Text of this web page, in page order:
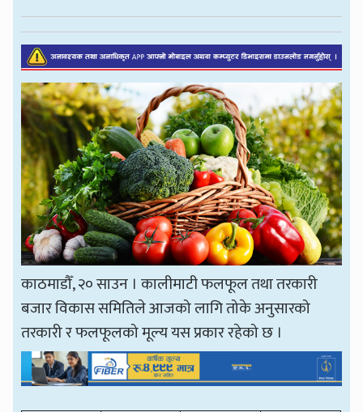
काठमाडौँ, २० साउन । कालीमाटी फलफूल तथा तरकारी
बजार विकास समितिले आजको लागि तोके अनुसारको
तरकारी र फलफूलको मूल्य यस प्रकार रहेको छ ।